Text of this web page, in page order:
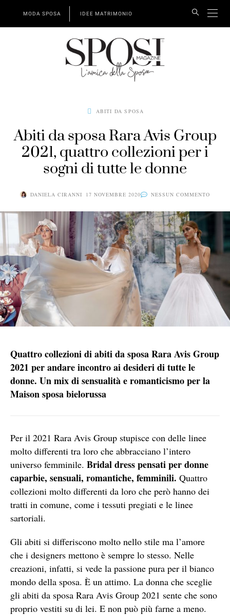
MODA SPOSA IDEE MATRIMONIO
ABITI DA SPOSA
Abiti da sposa Rara Avis Group
2021, quattro collezioni per i
sogni di tutte le donne
DANIELA CIRANNI 17 NOVEMBRE 2020 NESSUN COMMENTO
Quattro collezioni di abiti da sposa Rara Avis Group
2021 per andare incontro ai desideri di tutte le
donne. Un mix di sensualità e romanticismo per la
Maison sposa bielorussa
Per il 2021 Rara Avis Group stupisce con delle linee
molto differenti tra loro che abbracciano l’intero
universo femminile. Bridal dress pensati per donne
caparbie, sensuali, romantiche, femminili. Quattro
collezioni molto differenti da loro che però hanno dei
tratti in comune, come i tessuti pregiati e le linee
sartoriali.
Gli abiti si differiscono molto nello stile ma l’amore
che i designers mettono è sempre lo stesso. Nelle
creazioni, infatti, si vede la passione pura per il bianco
mondo della sposa. È un attimo. La donna che sceglie
gli abiti da sposa Rara Avis Group 2021 sente che sono
proprio vestiti su di lei. E non può più farne a meno.